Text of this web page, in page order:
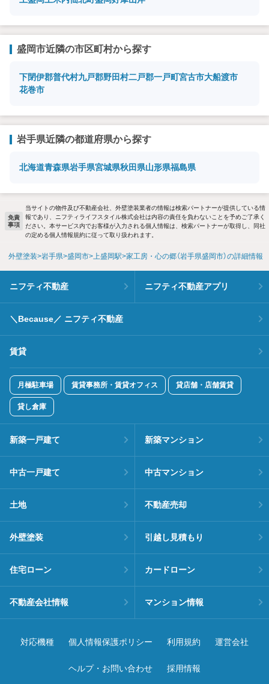
盛岡市近隣の市区町村から探す
下閉伊郡普代村九戸郡野田村二戸郡一戸町宮古市大船渡市
花巻市
岩手県近隣の都道府県から探す
北海道青森県岩手県宮城県秋田県山形県福島県
免責
事項
当サイトの物件及び不動産会社、外壁塗装業者の情報は検索パートナーが提供している情
報であり、ニフティライフスタイル株式会社は内容の責任を負わないことを予めご了承く
ださい。本サービス内でお客様が入力される個人情報は、検索パートナーが取得し、同社
の定める個人情報規約に従って取り扱われます。
外壁塗装 岩手県 盛岡市 上盛岡駅 家工房・心の郷（岩手県盛岡市）の詳細情報
ニフティ不動産 ニフティ不動産アプリ
＼Because／ ニフティ不動産
賃貸
月極駐車場 賃貸事務所・賃貸オフィス 貸店舗・店舗賃貸
貸し倉庫
新築一戸建て 新築マンション
中古一戸建て 中古マンション
土地 不動産売却
外壁塗装 引越し見積もり
住宅ローン カードローン
不動産会社情報 マンション情報
対応機種 個人情報保護ポリシー 利用規約 運営会社
ヘルプ・お問い合わせ 採用情報